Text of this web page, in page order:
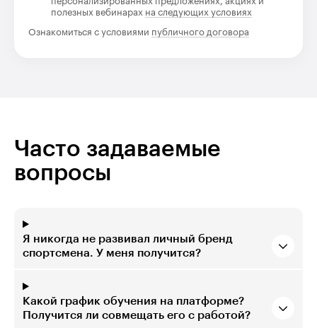
полезных вебинарах на следующих условиях
Ознакомиться с условиями публичного договора
Часто задаваемые
вопросы
Я никогда не развивал личный бренд
спортсмена. У меня получится?
Какой график обучения на платформе?
Получится ли совмещать его с работой?